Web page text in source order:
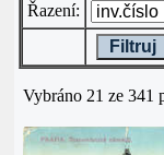
Řazení:
Filtruj
Vybráno 21 ze 341